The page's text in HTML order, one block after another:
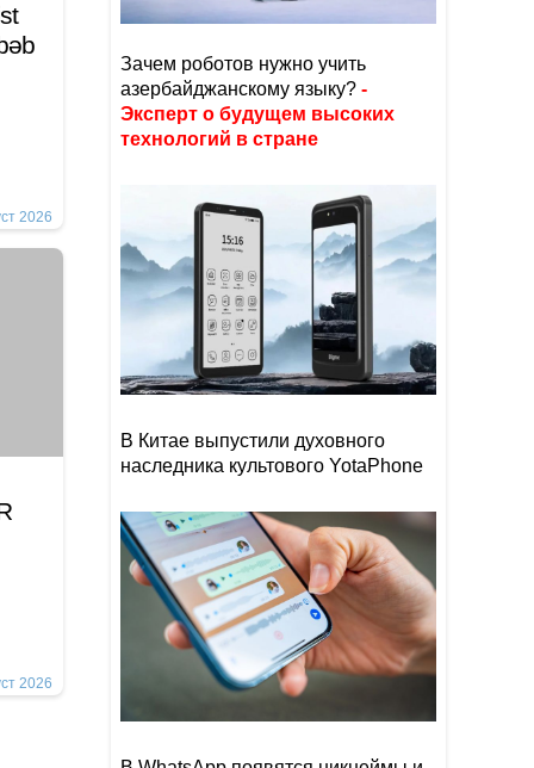
2026
2026
Зачем роботов нужно учить
азербайджанскому языку? -
Эксперт о будущем высоких
технологий в стране
В Китае выпустили духовного
наследника культового YotaPhone